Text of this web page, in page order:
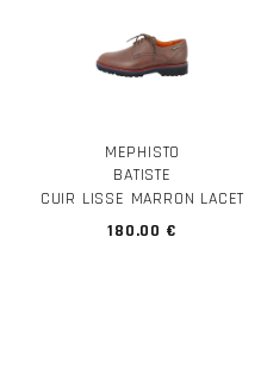
MEPHISTO
BATISTE
CUIR LISSE MARRON LACET
180.00 €